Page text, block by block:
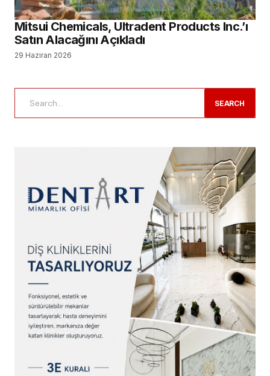
Mitsui Chemicals, Ultradent Products Inc.’ı
Satın Alacağını Açıkladı
29 Haziran 2026
SEARCH